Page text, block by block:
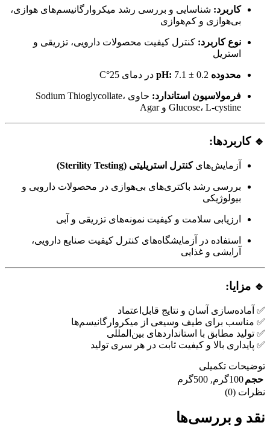
کاربرد: شناسایی و بررسی رشد میکروارگانیسم‌های هوازی،
بی‌هوازی و کم‌هوازی
نوع کاربرد: کنترل کیفیت محصولات دارویی، تزریقی و
استریل
محدوده pH: 7.1 ± 0.2 در دمای 25°C
فرمولاسیون استاندارد:
حاوی Sodium Thioglycollate،
Glucose، L-cystine و Agar
🔹 کاربردها:
آزمایش‌هایکنترل استریلیتی (Sterility Testing)
بررسی رشد باکتری‌های بی‌هوازی در محصولات دارویی و
بیولوژیکی
ارزیابی سلامت و کیفیت نمونه‌های تزریقی و آبی
استفاده در آزمایشگاه‌های کنترل کیفیت صنایع دارویی،
آرایشی و غذایی
🔹 مزایا:
✅ آماده‌سازی آسان و نتایج قابل‌اعتماد
✅ مناسب برای طیف وسیعی از میکروارگانیسم‌ها
✅ تولید مطابق با استانداردهای بین‌المللی
✅ پایداری بالا و کیفیت ثابت در هر سری تولید
توضیحات تکمیلی
حجم100گرم , 500گرم
نظرات (0)
نقد و بررسی‌ها